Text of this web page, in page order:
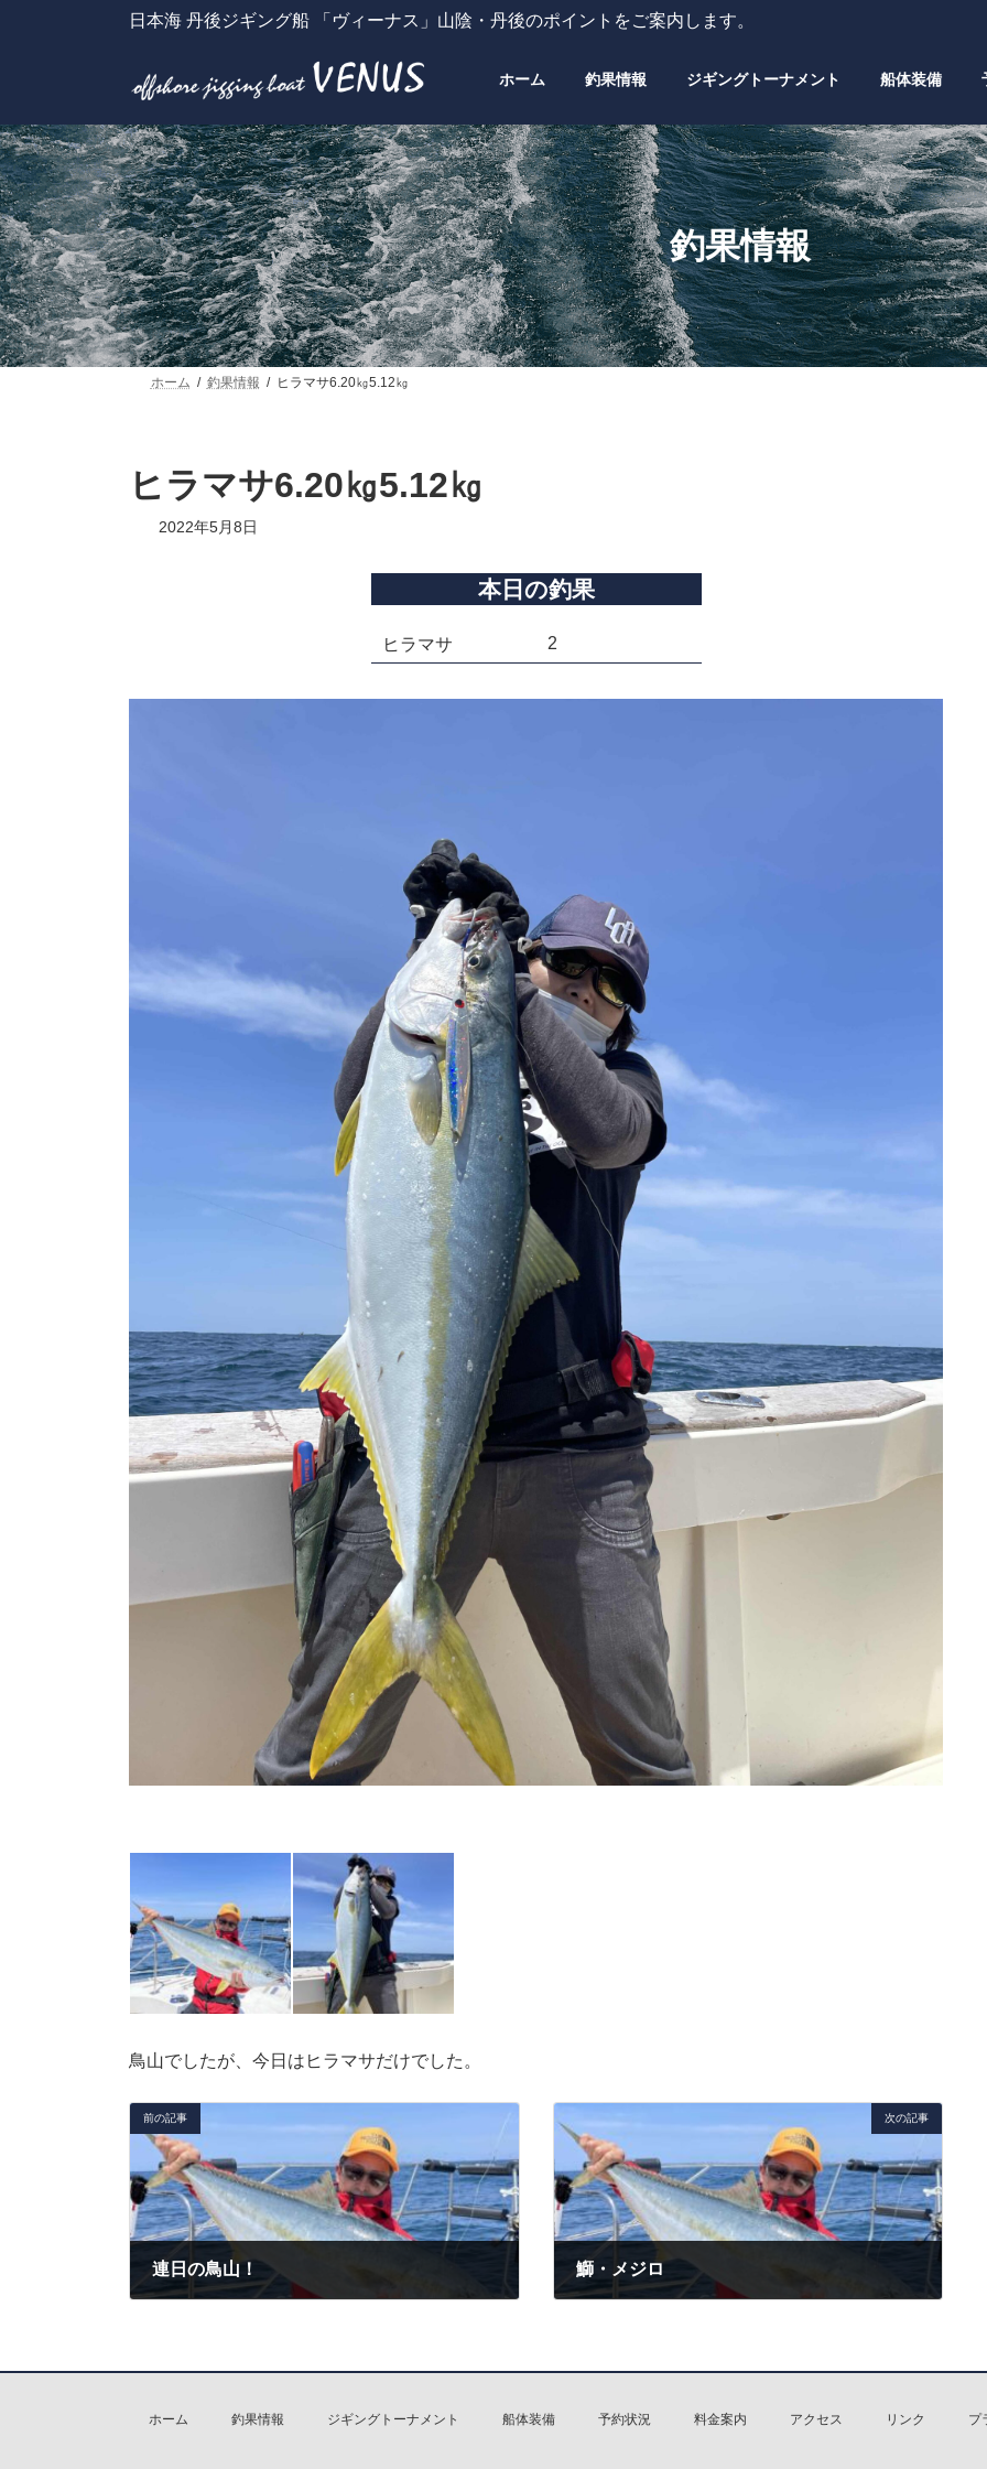
へ
ス
キ
ッ
プ
ョ
ン
に
移
動
日本海 丹後ジギング船 「ヴィーナス」山陰・丹後のポイントをご案内します。
ホーム 釣果情報 ジギングトーナメント 船体装備
釣果情報
ホーム 釣果情報 ヒラマサ6.20㎏5.12㎏
ヒラマサ6.20㎏5.12㎏
2022年5月8日
本日の釣果
ヒラマサ 2
鳥山でしたが、今日はヒラマサだけでした。
前の記事
連日の鳥山！
次の記事
鰤・メジロ
ホーム 釣果情報 ジギングトーナメント 船体装備 予約状況 料金案内 アクセス リンク プ